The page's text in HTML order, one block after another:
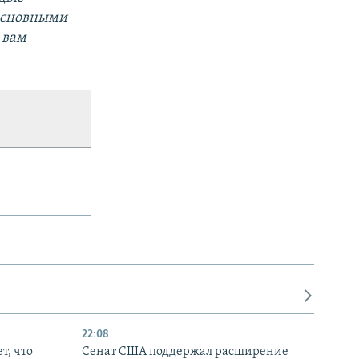
что
22:08
Сенат США поддержал расширение